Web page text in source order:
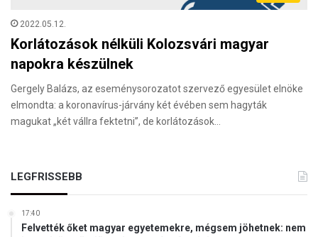
2022.05.12.
Korlátozások nélküli Kolozsvári magyar
napokra készülnek
Gergely Balázs, az eseménysorozatot szervező egyesület elnöke
elmondta: a koronavírus-járvány két évében sem hagyták
magukat „két vállra fektetni”, de korlátozások…
LEGFRISSEBB
17:40
Felvették őket magyar egyetemekre, mégsem jöhetnek: nem